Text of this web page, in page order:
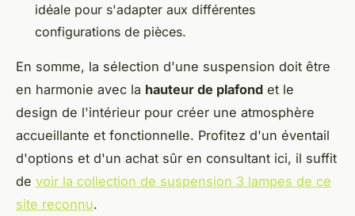
idéale pour s'adapter aux différentes
configurations de pièces.
En somme, la sélection d'une suspension doit être
en harmonie avec la hauteur de plafond et le
design de l'intérieur pour créer une atmosphère
accueillante et fonctionnelle. Profitez d'un éventail
d'options et d'un achat sûr en consultant ici, il suffit
de voir la collection de suspension 3 lampes de ce
site reconnu.